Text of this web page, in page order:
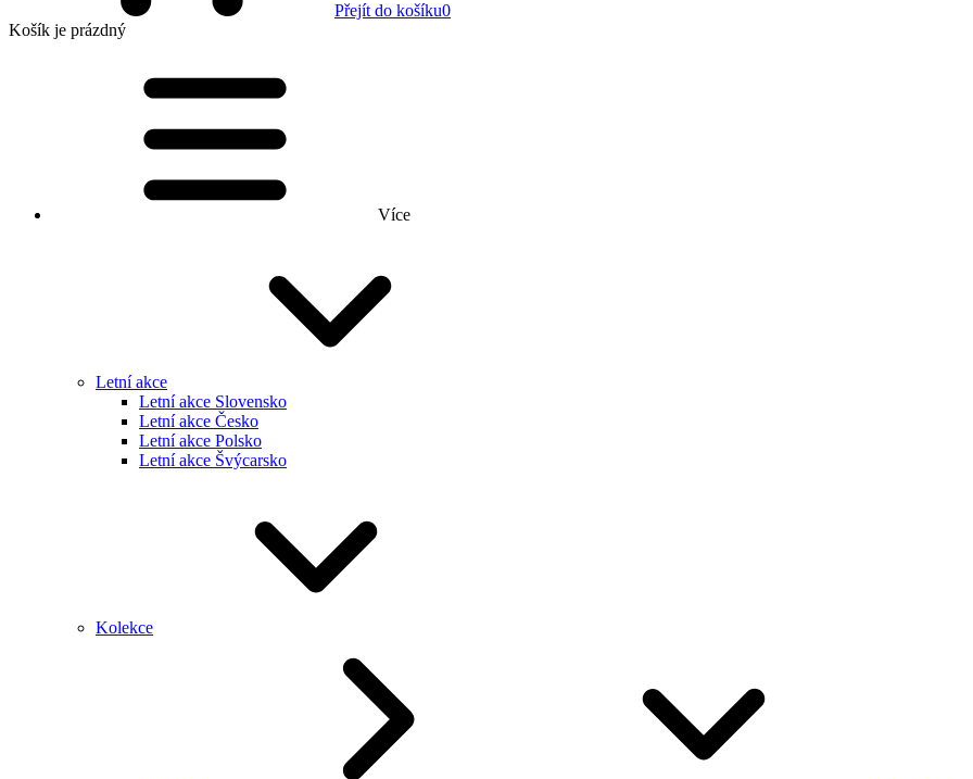
Přejít do košíku0
Košík je prázdný
Více
Letní akce
Letní akce Slovensko
Letní akce Česko
Letní akce Polsko
Letní akce Švýcarsko
Kolekce